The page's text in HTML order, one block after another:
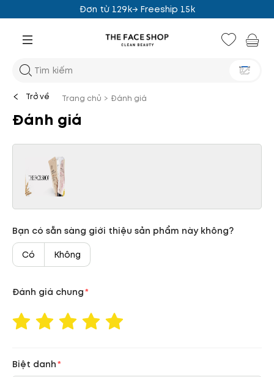
Đơn từ 129k→ Freeship 15k
Trở về Trang chủ > Đánh giá
Đánh giá
Bạn có sẵn sàng giới thiệu sản phẩm này không?
Có
Không
Đánh giá chung
Biệt danh